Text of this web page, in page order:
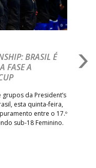
BRASIL É
FASE A
da President’s
esta quinta-feira,
entre o 17.º
sub-18 Feminino.